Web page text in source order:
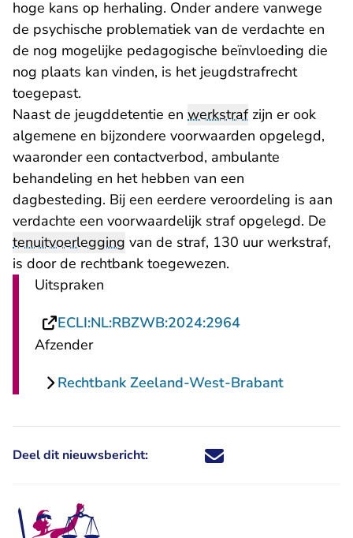
hoge kans op herhaling. Onder andere vanwege
de psychische problematiek van de verdachte en
de nog mogelijke pedagogische beïnvloeding die
nog plaats kan vinden, is het jeugdstrafrecht
toegepast.
Naast de jeugddetentie en werkstrafzijn er ook
algemene en bijzondere voorwaarden opgelegd,
waaronder een contactverbod, ambulante
behandeling en het hebben van een
dagbesteding. Bij een eerdere veroordeling is aan
verdachte een voorwaardelijk straf opgelegd. De
tenuitvoerlegging van de straf, 130 uur werkstraf,
is door de rechtbank toegewezen.
Uitspraken
ECLI:NL:RBZWB:2024:2964- U verlaat
Afzender
Rechtbank Zeeland-West-Brabant
Deel dit nieuwsbericht: Deel dit nieuwsbericht via X -
Deel dit nieuwsbericht via
Deel dit nieuwsbericht
Deel dit